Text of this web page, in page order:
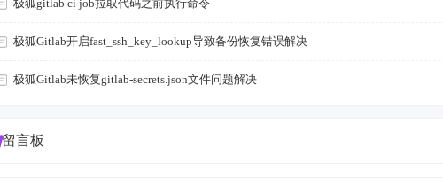
极狐gitlab ci job拉取代码之前执行命令
极狐Gitlab开启fast_ssh_key_lookup导致备份恢复错误解决
极狐Gitlab未恢复gitlab-secrets.json文件问题解决
留言板